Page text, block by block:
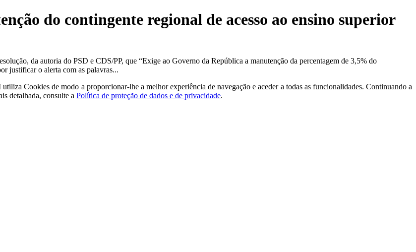
do contingente regional de acesso ao ensino superior
da autoria do PSD e CDS/PP, que “Exige ao Governo da República a manutenção da percentagem de 3,5% do
justificar o alerta com as palavras...
utiliza Cookies de modo a proporcionar-lhe a melhor experiência de navegação e aceder a todas as funcionalidades. Continuando a
detalhada, consulte a Política de proteção de dados e de privacidade.